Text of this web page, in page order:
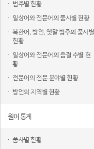
범주별 현황
일상어와 전문어의 품사별 현황
북한어, 방언, 옛말 범주의 품사별
현황
일상어와 전문어의 음절 수별 현
황
전문어의 전문 분야별 현황
방언의 지역별 현황
원어 통계
품사별 현황